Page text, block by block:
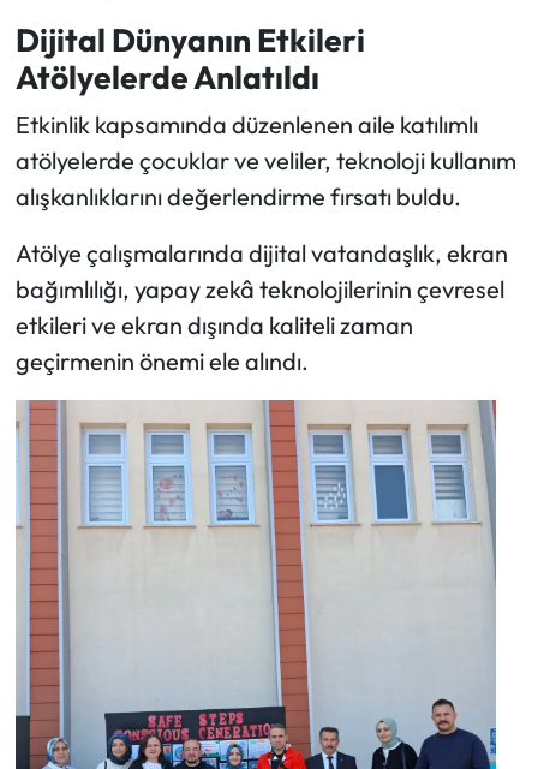
Dijital Dünyanın Etkileri
Atölyelerde Anlatıldı
Etkinlik kapsamında düzenlenen aile katılımlı
atölyelerde çocuklar ve veliler, teknoloji kullanım
alışkanlıklarını değerlendirme fırsatı buldu.
Atölye çalışmalarında dijital vatandaşlık, ekran
bağımlılığı, yapay zekâ teknolojilerinin çevresel
etkileri ve ekran dışında kaliteli zaman
geçirmenin önemi ele alındı.